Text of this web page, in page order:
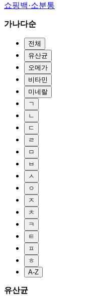
쇼핑백·소분통
가나다순
전체
유산균
오메가
비타민
미네랄
ㄱ
ㄴ
ㄷ
ㄹ
ㅁ
ㅂ
ㅅ
ㅇ
ㅈ
ㅊ
ㅋ
ㅌ
ㅍ
ㅎ
A-Z
유산균